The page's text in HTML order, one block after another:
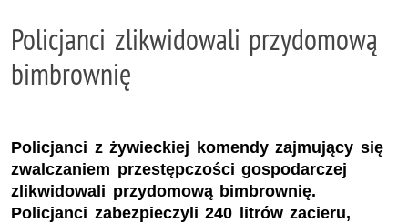
Policjanci zlikwidowali przydomową
bimbrownię
Policjanci z żywieckiej komendy zajmujący się
zwalczaniem przestępczości gospodarczej
zlikwidowali przydomową bimbrownię.
Policjanci zabezpieczyli 240 litrów zacieru,